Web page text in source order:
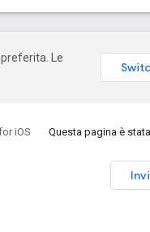
Le
iOS Questa pagina è